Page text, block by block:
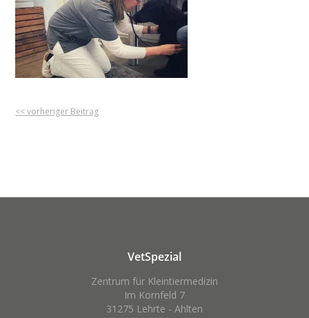
<< vorheriger Beitrag
VetSpezial
Zentrum für Kleintiermedizin
Im Kornfeld 7
31275 Lehrte - Ahlten